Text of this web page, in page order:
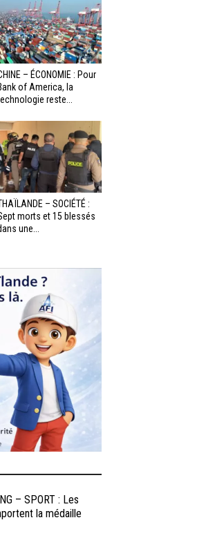
– ÉCONOMIE : Pour
of America, la
reste...
– SOCIÉTÉ :
morts et 15 blessés
une...
– SPORT : Les
la médaille